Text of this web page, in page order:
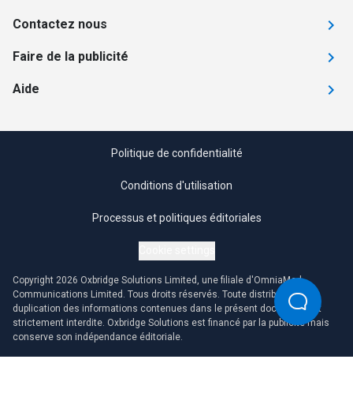
Contactez nous
Faire de la publicité
Aide
Politique de confidentialité
Conditions d'utilisation
Processus et politiques éditoriales
Copyright 2026 Oxbridge Solutions Limited, une filiale d'OmniaMed
Communications Limited. Tous droits réservés. Toute distribution ou
duplication des informations contenues dans le présent document est
strictement interdite. Oxbridge Solutions est financé par la publicité mais
conserve son indépendance éditoriale.